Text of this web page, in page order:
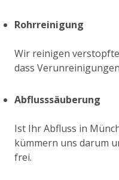
Rohrreinigung
Wir reinigen
dass
Abflusssäuberung
Ist Ihr Abfluss in
kümmern uns darum
frei.